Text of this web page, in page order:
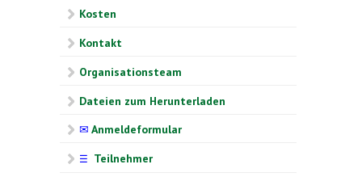
Kosten
Kontakt
Organisationsteam
Dateien zum Herunterladen
✉ Anmeldeformular
☰ Teilnehmer